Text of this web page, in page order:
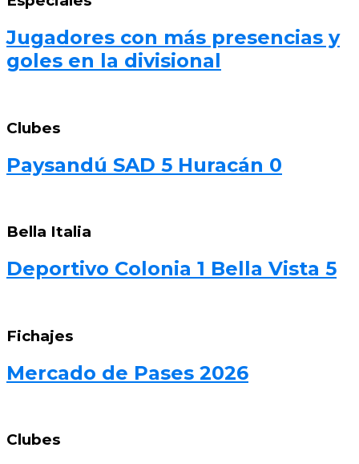
Jugadores con más presencias y
goles en la divisional
Clubes
Paysandú SAD 5 Huracán 0
Bella Italia
Deportivo Colonia 1 Bella Vista 5
Fichajes
Mercado de Pases 2026
Clubes